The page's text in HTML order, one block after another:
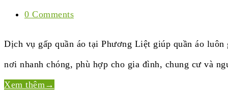
0 Comments
Dịch vụ gấp quần áo tại Phương Liệt giúp quần áo
nơi nhanh chóng, phù hợp cho gia đình, chung cư và
Xem thêm→